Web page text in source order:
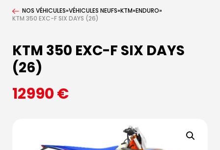
NOS VÉHICULES»VÉHICULES NEUFS»KTM»ENDURO»
KTM 350 EXC-F SIX DAYS (26)
KTM 350 EXC-F SIX DAYS
(26)
12990€